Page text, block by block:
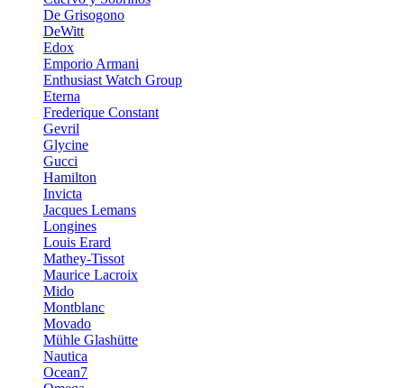
De Grisogono
DeWitt
Edox
Emporio Armani
Enthusiast Watch Group
Eterna
Frederique Constant
Gevril
Glycine
Gucci
Hamilton
Invicta
Jacques Lemans
Longines
Louis Erard
Mathey-Tissot
Maurice Lacroix
Mido
Montblanc
Movado
Mühle Glashütte
Nautica
Ocean7